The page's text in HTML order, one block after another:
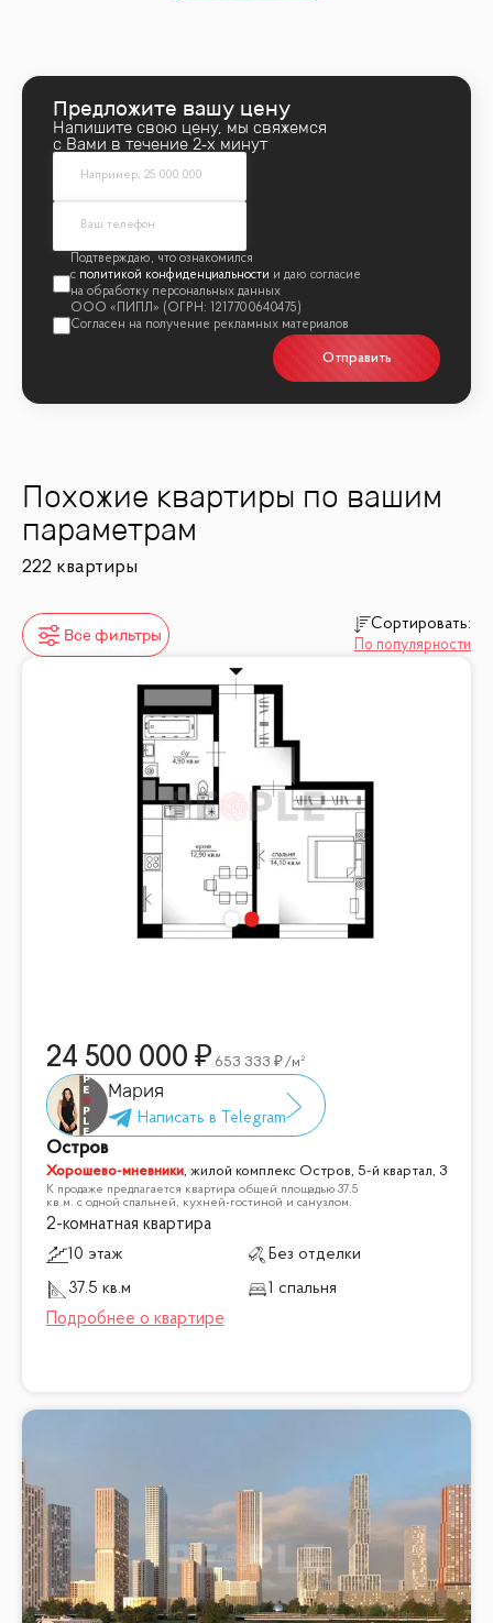
Предложите вашу цену
Напишите свою цену, мы свяжемся
с Вами в течение 2‑х минут
политикой конфиденциальности
Отправить
Похожие квартиры по вашим
параметрам
222 квартиры
Все фильтры
Сортировать:
По популярности
24 500 000 653 333 /м²
Мария
Остров
Хорошево-мневники, жилой комплекс Остров, 5-й квартал, 3
К продаже предлагается квартира общей площадью 37.5
кв.м. с одной спальней, кухней-гостиной и санузлом.
2-комнатная квартира
10 этаж
Без отделки
37.5 кв.м
1 спальня